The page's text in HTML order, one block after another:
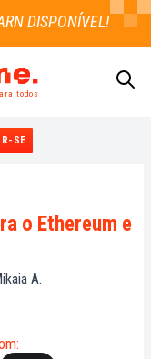
todos
SE
o Ethereum e
A.